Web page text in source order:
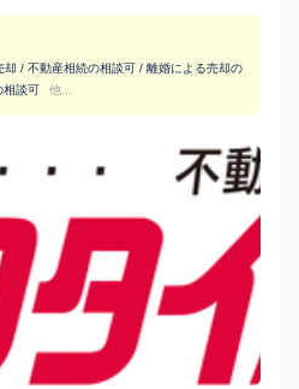
/ 不動産相続の相談可 / 離婚による売却の
相談可
他...